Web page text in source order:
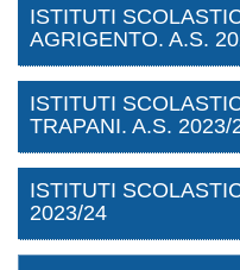
ISTITUTI
AGRIGENTO. A.S.
ISTITUTI
TRAPANI. A.S. 2023/
ISTITUTI
2023/24